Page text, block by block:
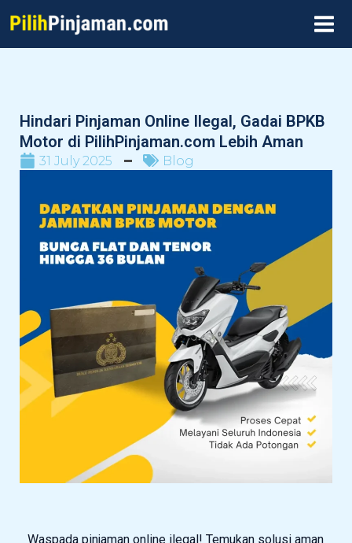
to
content
Hindari Pinjaman Online Ilegal, Gadai BPKB
Motor di PilihPinjaman.com Lebih Aman
31 July 2025 Blog
Waspada pinjaman online ilegal! Temukan solusi aman